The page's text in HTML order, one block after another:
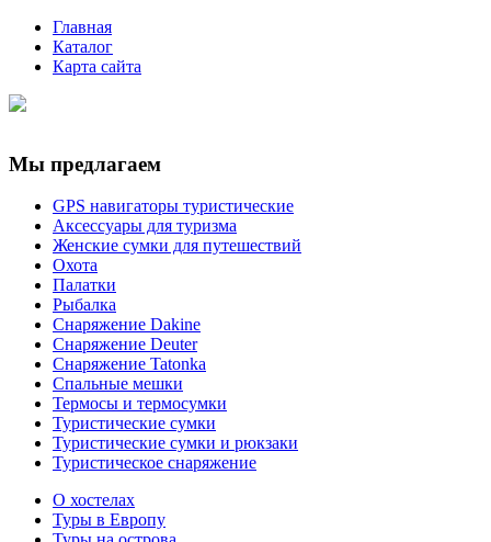
Главная
Каталог
Карта сайта
Мы предлагаем
GPS навигаторы туристические
Аксессуары для туризма
Женские сумки для путешествий
Охота
Палатки
Рыбалка
Снаряжение Dakine
Снаряжение Deuter
Снаряжение Tatonka
Спальные мешки
Термосы и термосумки
Туристические сумки
Туристические сумки и рюкзаки
Туристическое снаряжение
О хостелах
Туры в Европу